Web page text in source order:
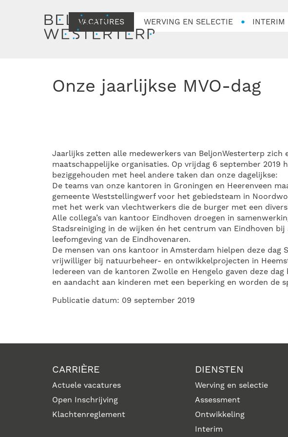
VACATURES WERVING EN SELECTIE INTERIM
Onze jaarlijkse MVO-dag
Jaarlijks zetten alle medewerkers van BeljonWesterterp zich
maatschappelijke organisaties. Op vrijdag 6 september 2019
beziggehouden met heel andere taken dan onze dagelijkse:
De teams van onze kantoren in Groningen en Heerenveen
gemeente Weststellingwerf voor het gebiedsteam in
met het werk van vlechtwerkers die de burger met een
Alle collega’s van kantoor Eindhoven droegen in
Stadsreiniging in de wijken én het centrum van Eindhoven
leefomgeving van de Eindhovenaren.
De mensen van ons kantoor in Amsterdam hielpen deze dag
vrijwilliger bij natuurbeheer- en ontwikkelprojecten in
Iedereen van de kantoren Zwolle en Hengelo gaven deze
en aandacht aan kinderen met een beperking en worden de
Publicatie datum: 09 september 2019
CARRIÈRE
Actuele vacatures
Open Inschrijving
Klachtenreglement
DIENSTEN
Werving en selectie
Assessment
Ontwikkeling
Interim